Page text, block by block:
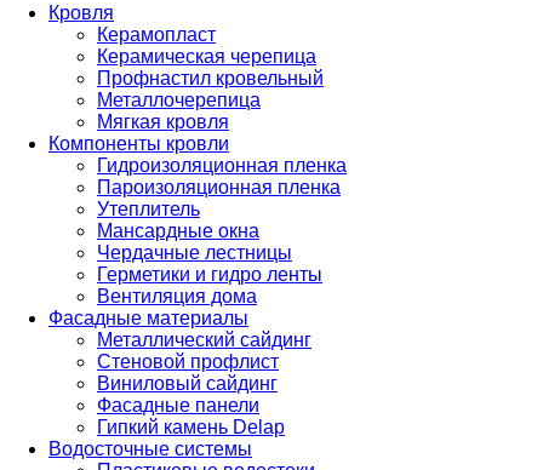
Кровля
Керамопласт
Керамическая черепица
Профнастил кровельный
Металлочерепица
Мягкая кровля
Компоненты кровли
Гидроизоляционная пленка
Пароизоляционная пленка
Утеплитель
Мансардные окна
Чердачные лестницы
Герметики и гидро ленты
Вентиляция дома
Фасадные материалы
Металлический сайдинг
Стеновой профлист
Виниловый сайдинг
Фасадные панели
Гипкий камень Delap
Водосточные системы